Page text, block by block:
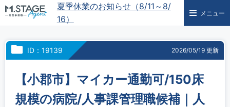
夏季休業のお知らせ（8/11～8/
16）
メニュー
ID：19139 2026/05/19 更新
【小郡市】マイカー通勤可/150床
規模の病院/人事課管理職候補｜人